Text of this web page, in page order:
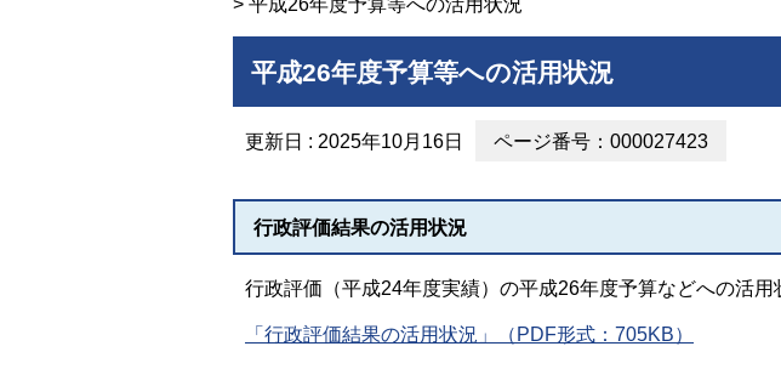
> 平成26年度予算等への活用状況
平成26年度予算等への活用状況
更新日 : 2025年10月16日 ページ番号：000027423
行政評価結果の活用状況
行政評価（平成24年度実績）の平成26年度予算などへの活用
「行政評価結果の活用状況」（PDF形式：705KB）